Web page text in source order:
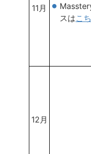
11月
スはこ
12月